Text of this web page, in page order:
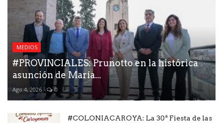
MEDIOS
#PROVINCIALES: Prunotto en la histórica
asunción de María...
Ago 4, 2026 0
#COLONIACAROYA: La 30ª Fiesta de las